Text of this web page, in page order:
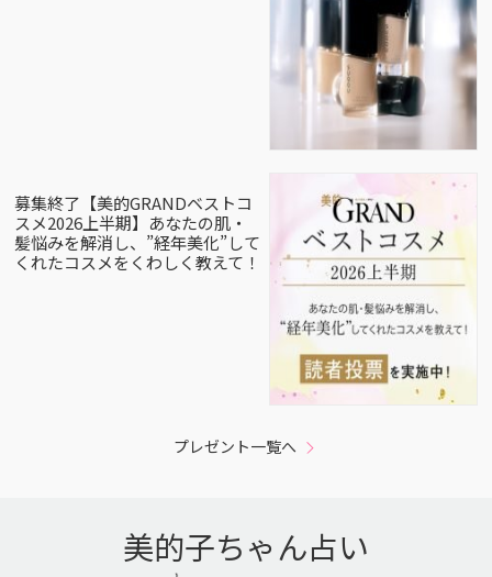
募集終了【美的GRANDベストコ
スメ2026上半期】あなたの肌・
髪悩みを解消し、”経年美化”して
くれたコスメをくわしく教えて！
プレゼント一覧へ
美的子ちゃん占い